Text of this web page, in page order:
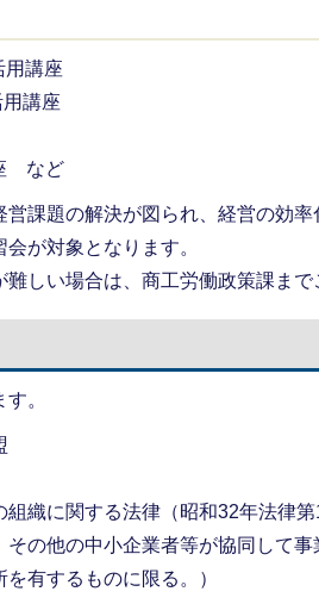
用講座
講座
など
営課題の解決が図られ、経営の効
が対象となります。
難しい場合は、商工労働政策課まで
。
織に関する法律（昭和32年法律
の他の中小企業者等が協同して
有するものに限る。）